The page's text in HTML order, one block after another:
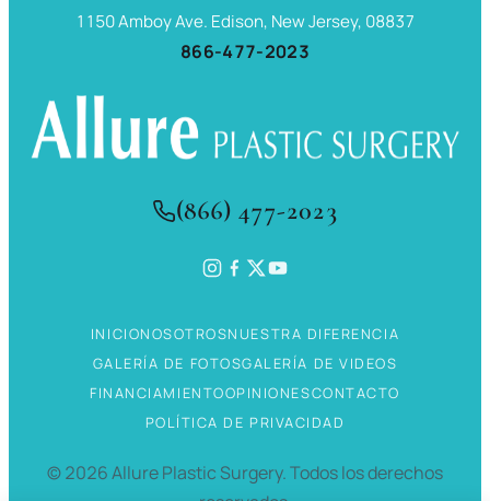
1150 Amboy Ave. Edison, New Jersey, 08837
866-477-2023
(866) 477-2023
INICIONOSOTROSNUESTRA DIFERENCIA
GALERÍA DE FOTOSGALERÍA DE VIDEOS
FINANCIAMIENTOOPINIONESCONTACTO
POLÍTICA DE PRIVACIDAD
©2026Allure Plastic Surgery.Todos los derechos